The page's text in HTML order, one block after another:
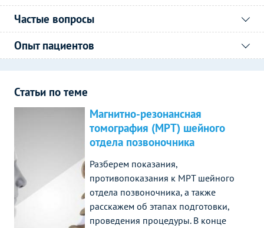
Частые вопросы
Опыт пациентов
Статьи по теме
Магнитно-резонансная
томография (МРТ) шейного
отдела позвоночника
Разберем показания,
противопоказания к МРТ шейного
отдела позвоночника, а также
расскажем об этапах подготовки,
проведения процедуры. В конце